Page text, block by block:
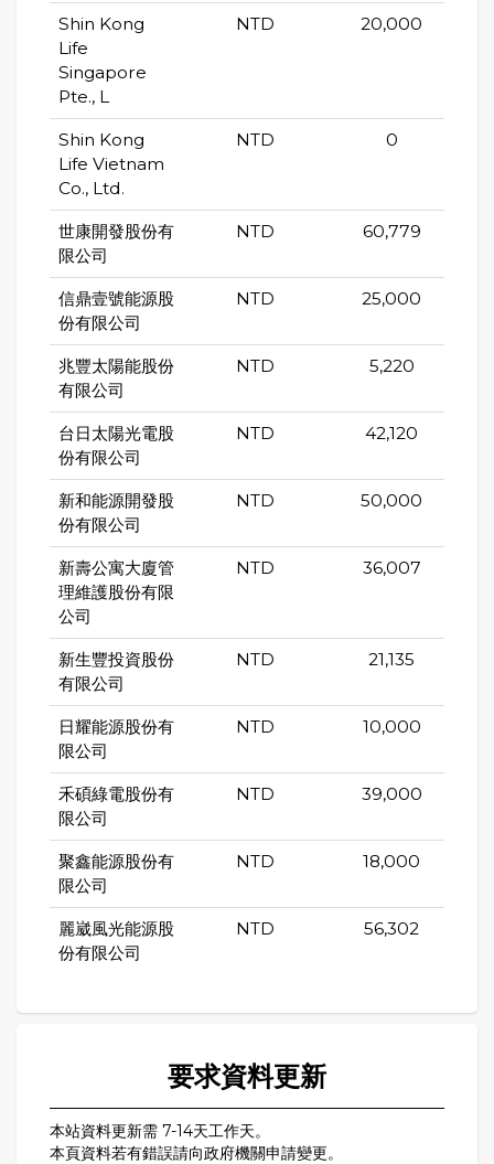
Shin Kong
Life
Singapore
Pte., L
NTD 20,000
Shin Kong
Life Vietnam
Co., Ltd.
NTD 0
世康開發股份有
限公司
NTD 60,779
信鼎壹號能源股
份有限公司
NTD 25,000
兆豐太陽能股份
有限公司
NTD 5,220
台日太陽光電股
份有限公司
NTD 42,120
新和能源開發股
份有限公司
NTD 50,000
新壽公寓大廈管
理維護股份有限
公司
NTD 36,007
新生豐投資股份
有限公司
NTD 21,135
日耀能源股份有
限公司
NTD 10,000
禾碩綠電股份有
限公司
NTD 39,000
聚鑫能源股份有
限公司
NTD 18,000
麗崴風光能源股
份有限公司
NTD 56,302
要求資料更新
本站資料更新需 7-14天工作天。
本頁資料若有錯誤請向政府機關申請變更。